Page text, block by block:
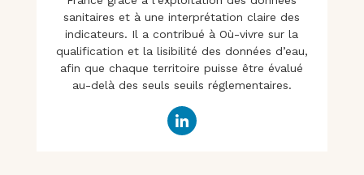
sanitaires et à une interprétation claire des
indicateurs. Il a contribué à Où-vivre sur la
qualification et la lisibilité des données d’eau,
afin que chaque territoire puisse être évalué
au-delà des seuls seuils réglementaires.